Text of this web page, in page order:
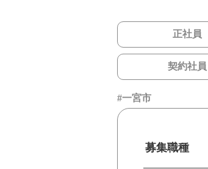
正社員
契約社員
一宮市
募集職種